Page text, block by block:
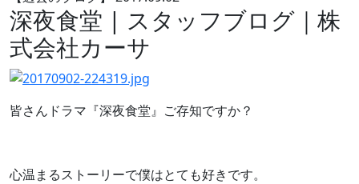
深夜食堂 | スタッフブログ｜株
式会社カーサ
皆さんドラマ『深夜食堂』ご存知ですか？
心温まるストーリーで僕はとても好きです。